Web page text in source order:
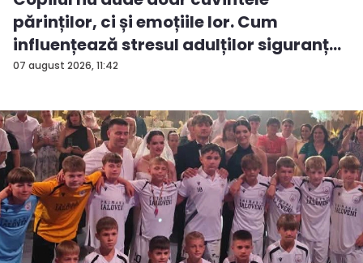
07 august 2026, 11:42
părinților, ci și emoțiile lor. Cum
influențează stresul adulților siguranț...